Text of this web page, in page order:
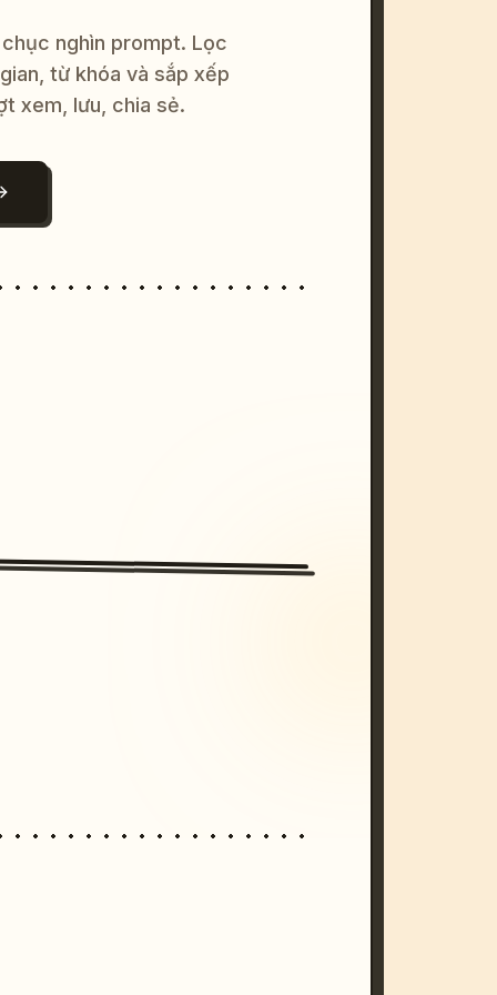
nghìn prompt. Lọc
từ khóa và sắp xếp
xem, lưu, chia sẻ.